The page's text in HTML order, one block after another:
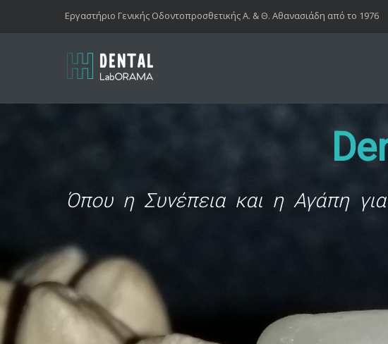
Εργαστήριο Γενικής Οδοντοπροσθετικής Α. & Θ. Αθανασιάδη από το 1976
Όπου η Συνέπεια και η Αγάπη